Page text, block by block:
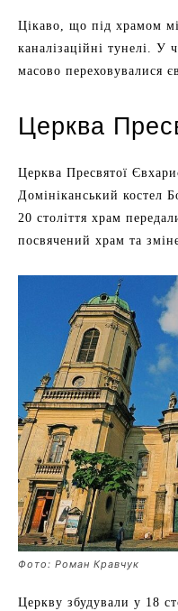
Цікаво, що під храмом
каналізаційні тунелі. У
масово переховувалися
Церква
Церква Пресвятої
Домініканський костел
20 століття храм
посвячений храм та
Фото: Роман Кравчук
Церкву збудували у 18